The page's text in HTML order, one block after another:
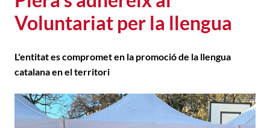
Voluntariat per la llengua
L'entitat es compromet en la promoció de la llengua
catalana en el territori